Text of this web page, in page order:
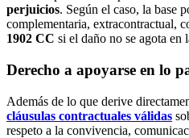
perjuicios. Según el caso, la base
complementaria, extracontractual,
1902 CC si el daño no se agota en
Derecho a apoyarse en lo
Además de lo que derive
cláusulas contractuales válidas
respeto a la convivencia,